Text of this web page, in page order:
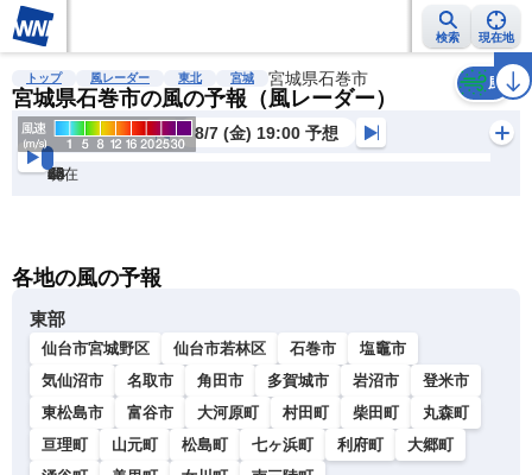
検索 現在地
雨雲レーダー 台風情報 地震情報 警報・注意報 2週間天気 ラ
トップ 風レーダー 東北 宮城 宮城県石巻市
宮城県石巻市の風の予報（風レーダー）
風
8/7 (金) 19:00 予想
現在
6h
12
24
36
48
60
72
各地の風の予報
東部
仙台市宮城野区 仙台市若林区 石巻市
塩竈市
気仙沼市
名取市 角田市 多賀城市 岩沼市
登米市
東松島市
富谷市 大河原町 村田町 柴田町
丸森町
亘理町
山元町 松島町 七ヶ浜町 利府町
大郷町